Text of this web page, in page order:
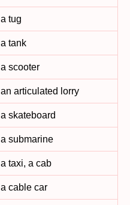
a tug
a tank
a scooter
an articulated lorry
a skateboard
a submarine
a taxi, a cab
a cable car